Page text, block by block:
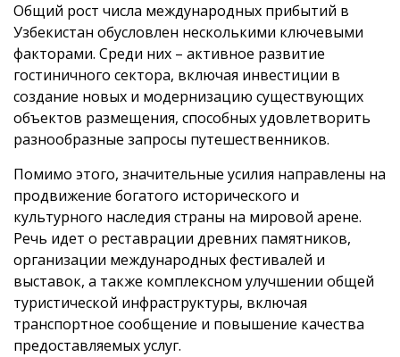
Общий рост числа международных прибытий в
Узбекистан обусловлен несколькими ключевыми
факторами. Среди них – активное развитие
гостиничного сектора, включая инвестиции в
создание новых и модернизацию существующих
объектов размещения, способных удовлетворить
разнообразные запросы путешественников.
Помимо этого, значительные усилия направлены на
продвижение богатого исторического и
культурного наследия страны на мировой арене.
Речь идет о реставрации древних памятников,
организации международных фестивалей и
выставок, а также комплексном улучшении общей
туристической инфраструктуры, включая
транспортное сообщение и повышение качества
предоставляемых услуг.